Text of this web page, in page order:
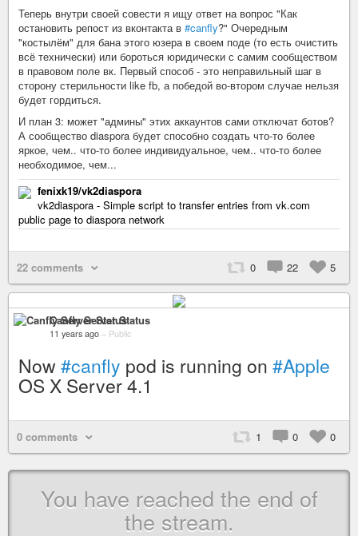
Теперь внутри своей совести я ищу ответ на вопрос "Как
остановить репост из вконтакта в #canfly?" Очередным
"костылём" для бана этого юзера в своем поде (то есть очистить
всё технически) или бороться юридически с самим сообществом
в правовом поле вк. Первый способ - это неправильный шаг в
сторону стерильности like fb, а победой во-втором случае нельзя
будет гордиться.
И план 3: может "админы" этих аккаунтов сами отключат ботов?
А сообщество diaspora будет способно создать что-то более
яркое, чем.. что-то более индивидуальное, чем.. что-то более
необходимое, чем...
fenixk19/vk2diaspora
vk2diaspora - Simple script to transfer entries from vk.com
public page to diaspora network
22 comments 0 22 5
Canfly Server Status
11 years ago – Public
Now#canfly pod is running on #Apple
OS X Server 4.1
0 comments 1 0 0
You have reached the end of
the stream.